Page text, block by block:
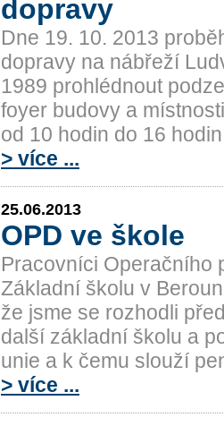
dopravy
Dne 19. 10. 2013
dopravy na nábřeží
1989 prohlédnout
foyer budovy a
od 10 hodin do 16
> více ...
25.06.2013
OPD ve škole
Pracovníci Operačního
Základní školu v
že jsme se rozhodli
další základní školu a
unie a k čemu slouží
> více ...